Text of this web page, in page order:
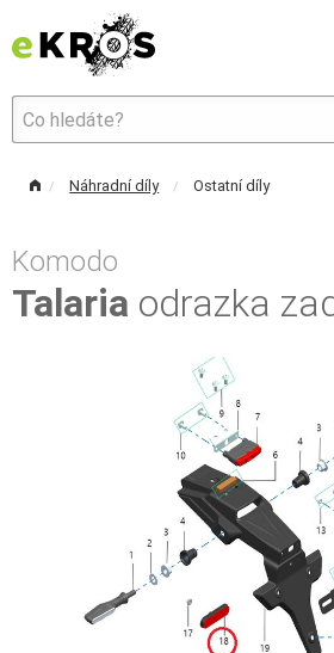
Náhradní díly Ostatní díly
Komodo
Talaria odrazka